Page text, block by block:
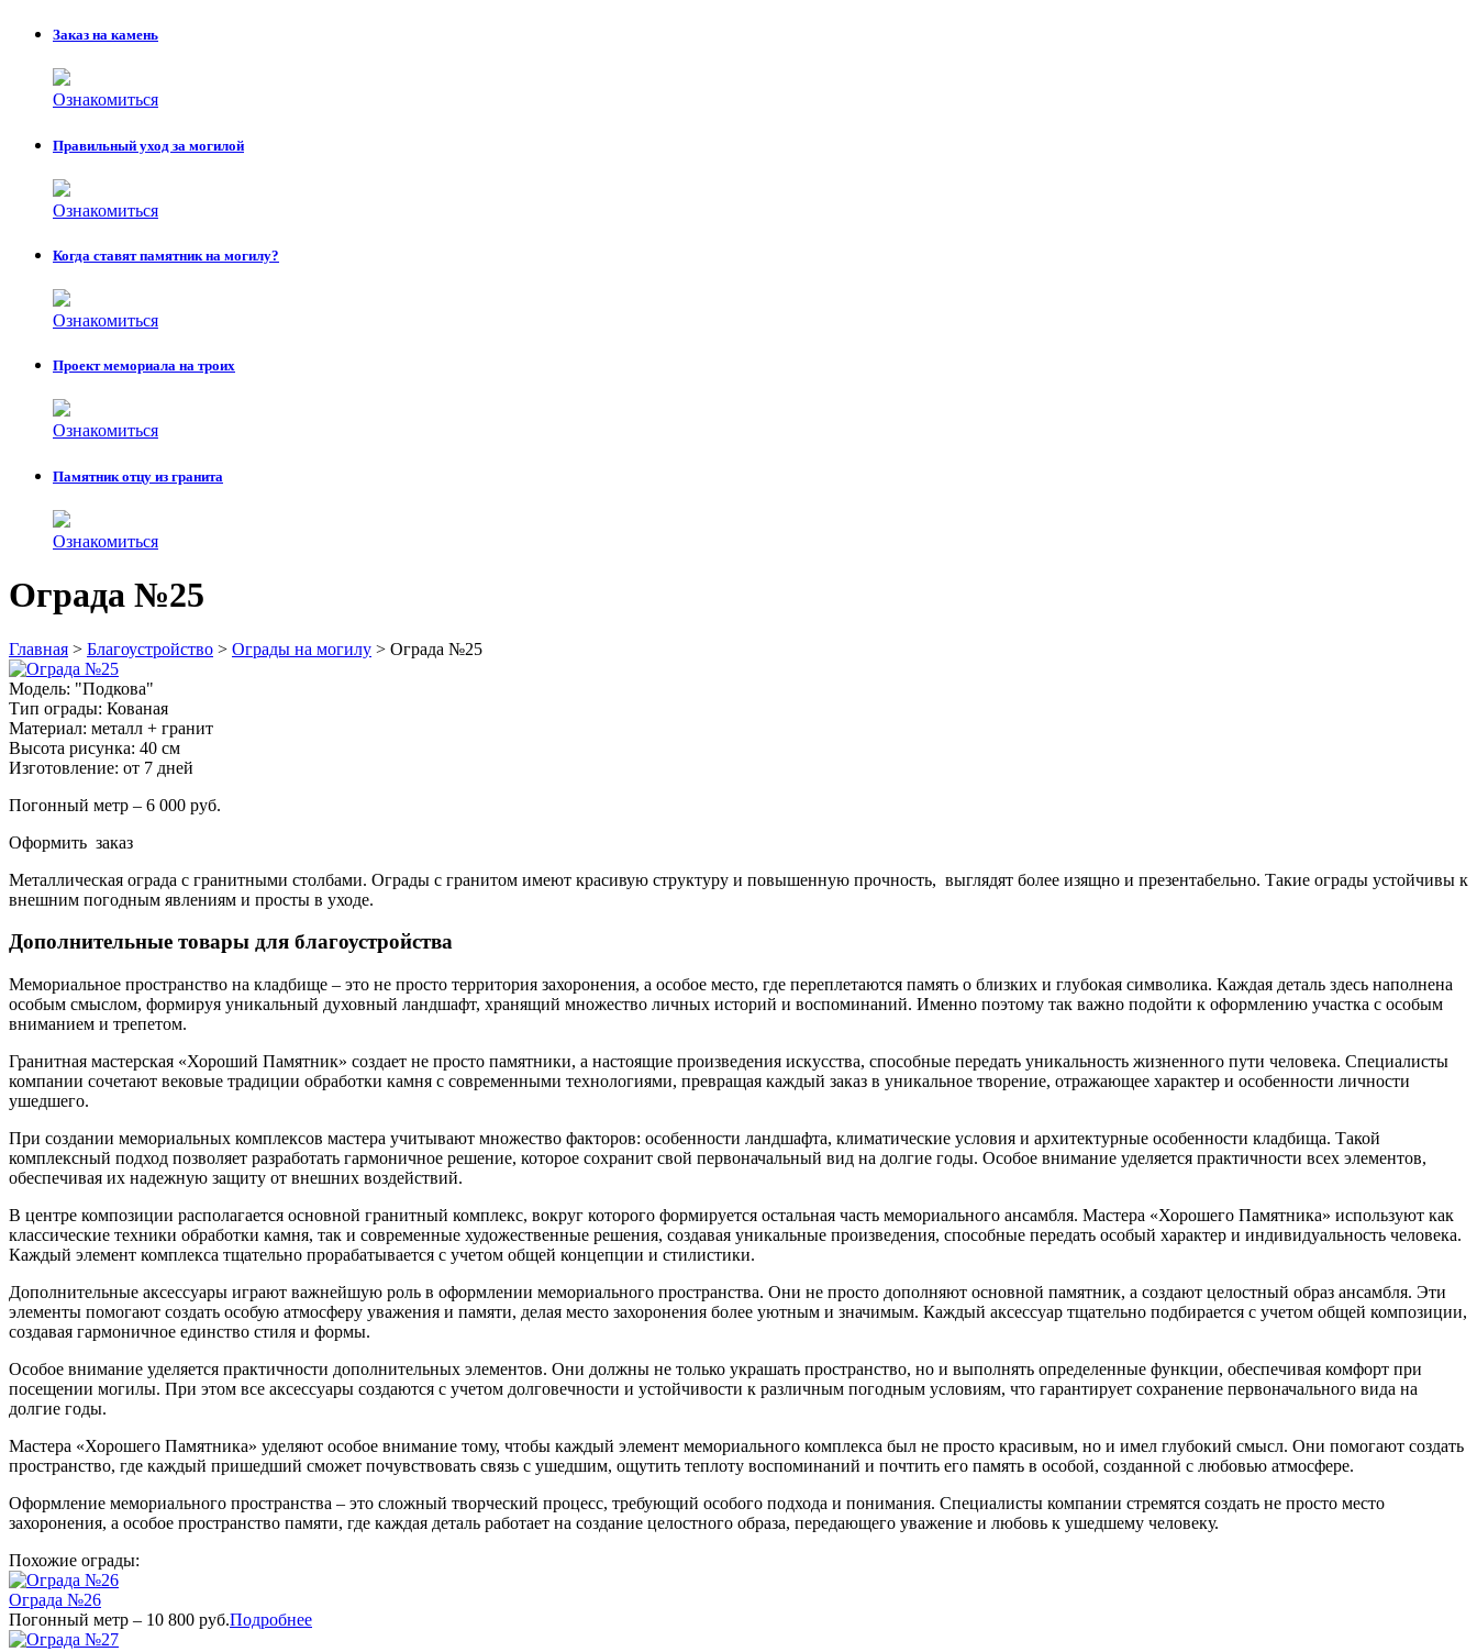
Заказ на камень
Ознакомиться
Правильный уход за могилой
Ознакомиться
Когда ставят памятник на могилу?
Ознакомиться
Проект мемориала на троих
Ознакомиться
Памятник отцу из гранита
Ознакомиться
Ограда №25
Главная > Благоустройство > Ограды на могилу > Ограда №25
Модель: "Подкова"
Тип ограды: Кованая
Материал: металл + гранит
Высота рисунка: 40 см
Изготовление: от 7 дней
Погонный метр – 6 000 руб.
Оформить заказ
Металлическая ограда с гранитными столбами. Ограды с гранитом имеют красивую структуру и повышенную прочность, выглядят более изящно и презентабельно. Такие ограды устойчивы к
внешним погодным явлениям и просты в уходе.
Дополнительные товары для благоустройства
Мемориальное пространство на кладбище – это не просто территория захоронения, а особое место, где переплетаются память о близких и глубокая символика. Каждая деталь здесь наполнена
особым смыслом, формируя уникальный духовный ландшафт, хранящий множество личных историй и воспоминаний. Именно поэтому так важно подойти к оформлению участка с особым
вниманием и трепетом.
Гранитная мастерская «Хороший Памятник» создает не просто памятники, а настоящие произведения искусства, способные передать уникальность жизненного пути человека. Специалисты
компании сочетают вековые традиции обработки камня с современными технологиями, превращая каждый заказ в уникальное творение, отражающее характер и особенности личности
ушедшего.
При создании мемориальных комплексов мастера учитывают множество факторов: особенности ландшафта, климатические условия и архитектурные особенности кладбища. Такой
комплексный подход позволяет разработать гармоничное решение, которое сохранит свой первоначальный вид на долгие годы. Особое внимание уделяется практичности всех элементов,
обеспечивая их надежную защиту от внешних воздействий.
В центре композиции располагается основной гранитный комплекс, вокруг которого формируется остальная часть мемориального ансамбля. Мастера «Хорошего Памятника» используют как
классические техники обработки камня, так и современные художественные решения, создавая уникальные произведения, способные передать особый характер и индивидуальность человека.
Каждый элемент комплекса тщательно прорабатывается с учетом общей концепции и стилистики.
Дополнительные аксессуары играют важнейшую роль в оформлении мемориального пространства. Они не просто дополняют основной памятник, а создают целостный образ ансамбля. Эти
элементы помогают создать особую атмосферу уважения и памяти, делая место захоронения более уютным и значимым. Каждый аксессуар тщательно подбирается с учетом общей композиции,
создавая гармоничное единство стиля и формы.
Особое внимание уделяется практичности дополнительных элементов. Они должны не только украшать пространство, но и выполнять определенные функции, обеспечивая комфорт при
посещении могилы. При этом все аксессуары создаются с учетом долговечности и устойчивости к различным погодным условиям, что гарантирует сохранение первоначального вида на
долгие годы.
Мастера «Хорошего Памятника» уделяют особое внимание тому, чтобы каждый элемент мемориального комплекса был не просто красивым, но и имел глубокий смысл. Они помогают создать
пространство, где каждый пришедший сможет почувствовать связь с ушедшим, ощутить теплоту воспоминаний и почтить его память в особой, созданной с любовью атмосфере.
Оформление мемориального пространства – это сложный творческий процесс, требующий особого подхода и понимания. Специалисты компании стремятся создать не просто место
захоронения, а особое пространство памяти, где каждая деталь работает на создание целостного образа, передающего уважение и любовь к ушедшему человеку.
Похожие ограды:
Ограда №26
Погонный метр – 10 800 руб.Подробнее